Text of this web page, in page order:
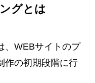
グとは
、WEBサイトのプ
作の初期段階に行